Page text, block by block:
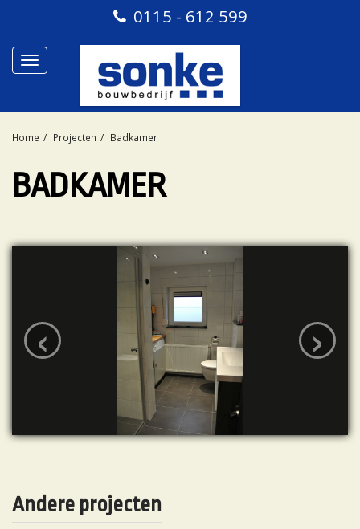
0115 - 612 599
Toggle
Home Projecten Badkamer
BADKAMER
‹ ›
Andere projecten